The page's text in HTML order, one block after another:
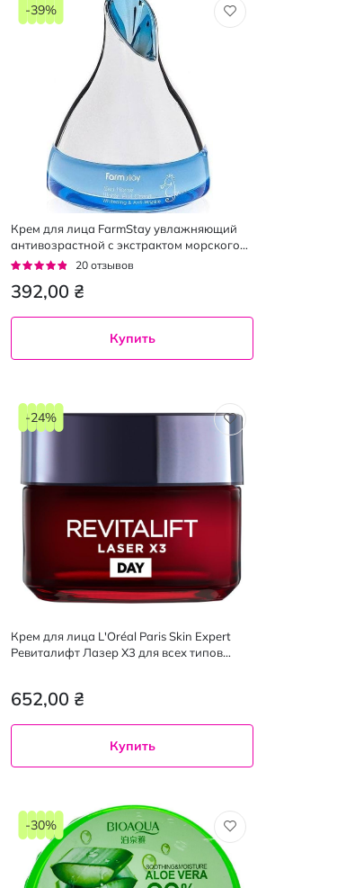
Крем для лица FarmStay увлажняющий
антивозрастной с экстрактом морского
конька 50 мл
Рейтинг:
20отзывов
392,00 ₴
-39%
Купить
Крем для лица L'Oréal Paris Skin Expert
Ревиталифт Лазер Х3 для всех типов
652,00 ₴
-24%
Купить
-30%